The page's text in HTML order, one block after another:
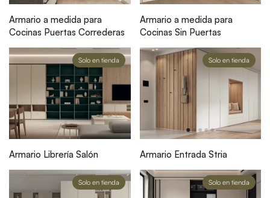
Armario a medida para
Cocinas Puertas Correderas
Armario a medida para
Cocinas Sin Puertas
Armario Librería Salón
Solo en tienda
Armario Entrada Stria
Solo en tienda
Solo en tienda Solo en tienda